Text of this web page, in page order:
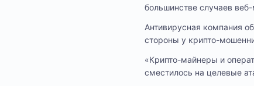
большинстве случаев
Антивирусная компания
стороны у крипто-
«Крипто-майнеры и
сместилось на целевые